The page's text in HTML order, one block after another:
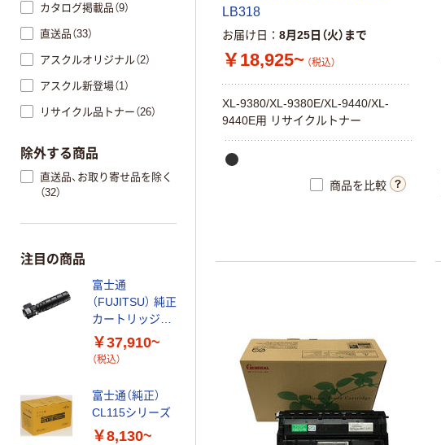
LB318
お届け日 8月25日（火）まで
￥18,925~ （税込）
XL-9380/XL-9380E/XL-9440/XL-
9440E用 リサイクルトナー
商品を比較
カタログ掲載品（9）
直送品（33）
アスクルオリジナル（2）
アスクル新登場（1）
リサイクル品トナー（26）
除外する商品
直送品、お取り寄せ品を除く
（32）
注目の商品
富士通
（FUJITSU） 純正
カートリッジ
LB322
￥37,910~
（税込）
富士通（純正）
CL115シリーズ
￥8,130~